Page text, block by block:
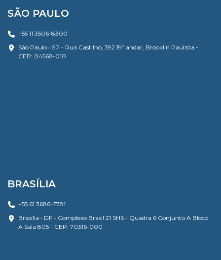
SÃO PAULO
+55 11 3506-8300
São Paulo • SP - Rua Castilho, 392 19º andar, Brooklin Paulista -
CEP: 04568-010
BRASÍLIA
+55 61 3686-7781
Brasília • DF - Complexo Brasil 21 SHS - Quadra 6 Conjunto A Bloco
A Sala 805 - CEP: 70316-000